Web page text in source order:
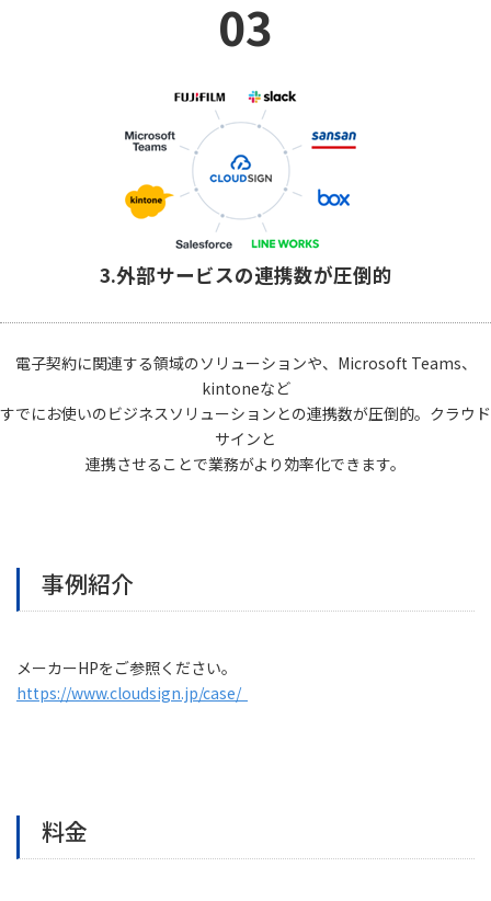
03
3.外部サービスの連携数が圧倒的
電子契約に関連する領域のソリューションや、Microsoft Teams、
kintoneなど
すでにお使いのビジネスソリューションとの連携数が圧倒的。クラウド
サインと
連携させることで業務がより効率化できます。
事例紹介
メーカーHPをご参照ください。
https://www.cloudsign.jp/case/
料金